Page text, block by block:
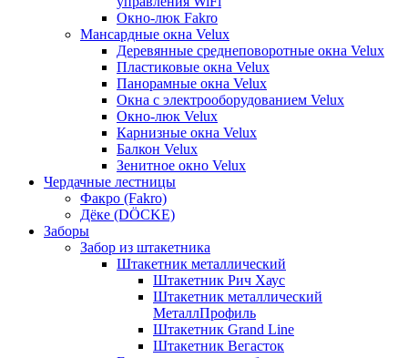
Окно-люк Fakro
Мансардные окна Velux
Деревянные среднеповоротные окна Velux
Пластиковые окна Velux
Панорамные окна Velux
Окна с электрооборудованием Velux
Окно-люк Velux
Карнизные окна Velux
Балкон Velux
Зенитное окно Velux
Чердачные лестницы
Факро (Fakro)
Дёке (DÖCKE)
Заборы
Забор из штакетника
Штакетник металлический
Штакетник Рич Хаус
Штакетник металлический
МеталлПрофиль
Штакетник Grand Line
Штакетник Вегасток